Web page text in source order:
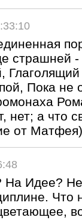
страшней
Пока не
нет; а что
от Матфея)
Идее?
Что